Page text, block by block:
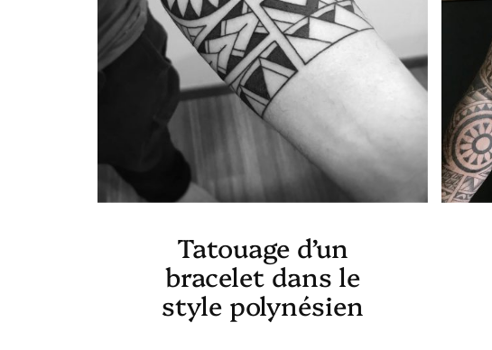
Tatouage d’un
bracelet dans le
style polynésien